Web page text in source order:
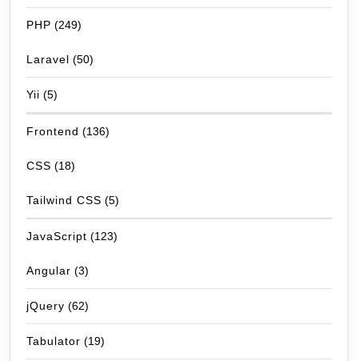
PHP (249)
Laravel (50)
Yii (5)
Frontend (136)
CSS (18)
Tailwind CSS (5)
JavaScript (123)
Angular (3)
jQuery (62)
Tabulator (19)